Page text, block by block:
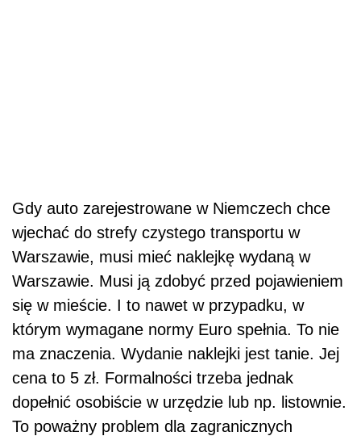
Gdy auto zarejestrowane w Niemczech chce
wjechać do strefy czystego transportu w
Warszawie, musi mieć naklejkę wydaną w
Warszawie. Musi ją zdobyć przed pojawieniem
się w mieście. I to nawet w przypadku, w
którym wymagane normy Euro spełnia. To nie
ma znaczenia. Wydanie naklejki jest tanie. Jej
cena to 5 zł. Formalności trzeba jednak
dopełnić osobiście w urzędzie lub np. listownie.
To poważny problem dla zagranicznych